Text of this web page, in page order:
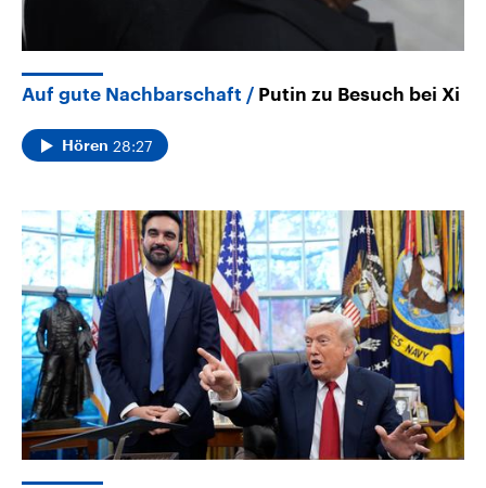
Auf gute Nachbarschaft Putin zu Besuch bei Xi
Hören 28:27